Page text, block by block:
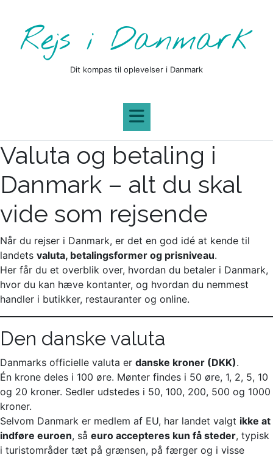
contentRejs i Danmark
Dit kompas til oplevelser i Danmark
Valuta og betaling i
Danmark – alt du skal
vide som rejsende
Når du rejser i Danmark, er det en god idé at kende til
landets valuta, betalingsformer og prisniveau.
Her får du et overblik over, hvordan du betaler i Danmark,
hvor du kan hæve kontanter, og hvordan du nemmest
handler i butikker, restauranter og online.
Den danske valuta
Danmarks officielle valuta er danske kroner (DKK).
Én krone deles i 100 øre. Mønter findes i 50 øre, 1, 2, 5, 10
og 20 kroner. Sedler udstedes i 50, 100, 200, 500 og 1000
kroner.
Selvom Danmark er medlem af EU, har landet valgt ikke at
indføre euroen, så euro accepteres kun få steder, typisk
i turistområder tæt på grænsen, på færger og i visse